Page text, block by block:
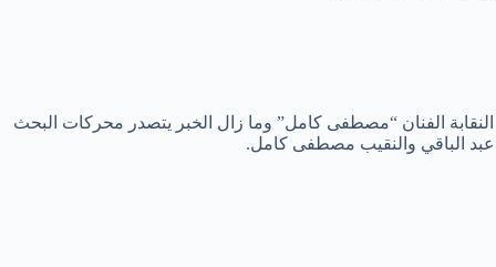
الفنان “مصطفى كامل” وما زال الخبر يتصدر محركات البحث
عبد الباقي والنقيب مصطفى كامل.